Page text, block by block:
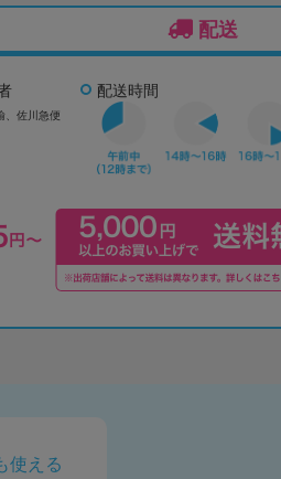
配送
、佐川急便
配送時間
使える